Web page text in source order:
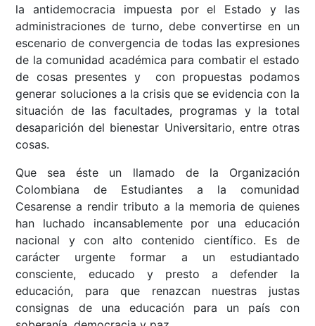
la antidemocracia impuesta por el Estado y las
administraciones de turno, debe convertirse en un
escenario de convergencia de todas las expresiones
de la comunidad académica para combatir el estado
de cosas presentes y con propuestas podamos
generar soluciones a la crisis que se evidencia con la
situación de las facultades, programas y la total
desaparición del bienestar Universitario, entre otras
cosas.
Que sea éste un llamado de la Organización
Colombiana de Estudiantes a la comunidad
Cesarense a rendir tributo a la memoria de quienes
han luchado incansablemente por una educación
nacional y con alto contenido científico. Es de
carácter urgente formar a un estudiantado
consciente, educado y presto a defender la
educación, para que renazcan nuestras justas
consignas de una educación para un país con